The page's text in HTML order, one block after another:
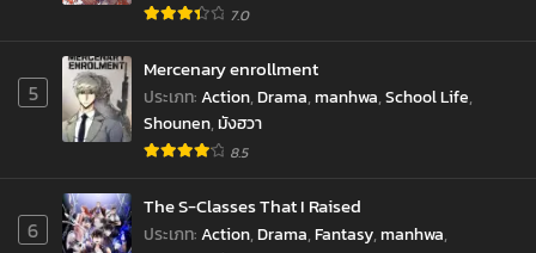
7.0
5
Mercenary enrollment
ประเภท:Action,Drama,manhwa,School Life,
Shounen,มังฮวา
8.5
6
The S-Classes That I Raised
ประเภท:Action,Drama,Fantasy,manhwa,